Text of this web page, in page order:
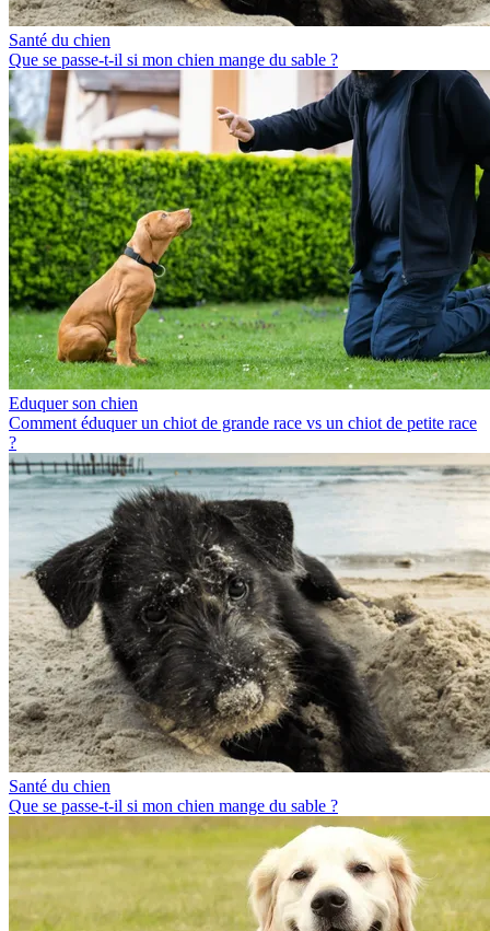
Santé du chien
Que se passe-t-il si mon chien mange du sable ?
Eduquer son chien
Comment éduquer un chiot de grande race vs un chiot de petite race
?
Santé du chien
Que se passe-t-il si mon chien mange du sable ?